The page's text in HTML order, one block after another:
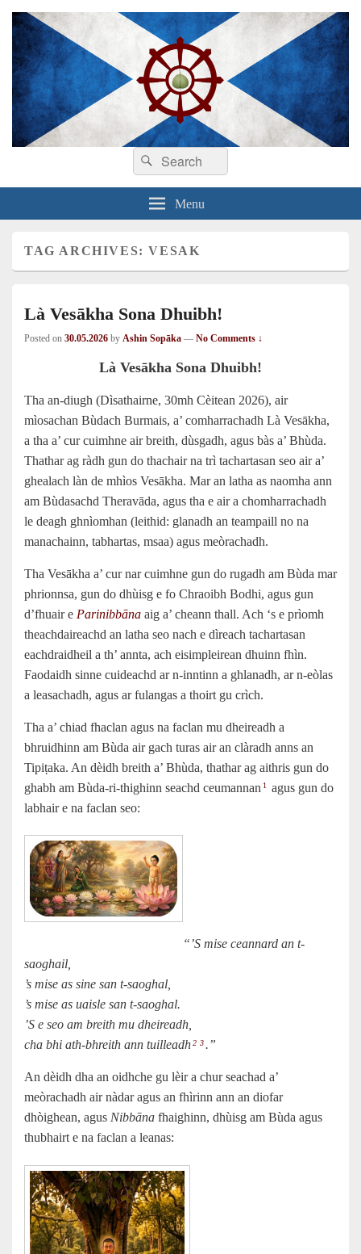
Search
for:
Search
Menu
TAG ARCHIVES:VESAK
Là Vesākha Sona Dhuibh!
Posted on 30.05.2026 by Ashin Sopāka — No Comments ↓
Là Vesākha Sona Dhuibh!
Tha an-diugh (Dìsathairne, 30mh Cèitean 2026), air
mìosachan Bùdach Burmais, a’ comharrachadh Là Vesākha,
a tha a’ cur cuimhne air breith, dùsgadh, agus bàs a’ Bhùda.
Thathar ag ràdh gun do thachair na trì tachartasan seo air a’
ghealach làn de mhìos Vesākha. Mar an latha as naomha ann
am Bùdasachd Theravāda, agus tha e air a chomharrachadh
le deagh ghnìomhan (leithid: glanadh an teampaill no na
manachainn, tabhartas, msaa) agus meòrachadh.
Tha Vesākha a’ cur nar cuimhne gun do rugadh am Bùda mar
phrionnsa, gun do dhùisg e fo Chraoibh Bodhi, agus gun
d’fhuair e Parinibbāna aig a’ cheann thall. Ach ‘s e prìomh
theachdaireachd an latha seo nach e dìreach tachartasan
eachdraidheil a th’ annta, ach eisimpleirean dhuinn fhìn.
Faodaidh sinne cuideachd ar n‑inntinn a ghlanadh, ar n‑eòlas
a leasachadh, agus ar fulangas a thoirt gu crìch.
Tha a’ chiad fhaclan agus na faclan mu dheireadh a
bhruidhinn am Bùda air gach turas air an clàradh anns an
Tipiṭaka. An dèidh breith a’ Bhùda, thathar ag aithris gun do
ghabh am Bùda-ri-thighinn seachd ceumannan 1 agus gun do
labhair e na faclan seo:
“’S mise ceannard an t-
saoghail,
’s mise as sine san t-saoghal,
’s mise as uaisle san t-saoghal.
’S e seo am breith mu dheireadh,
cha bhi ath-bhreith ann tuilleadh2 3.”
An dèidh dha an oidhche gu lèir a chur seachad a’
meòrachadh air nàdar agus an fhìrinn ann an diofar
dhòighean, agus Nibbāna fhaighinn, dhùisg am Bùda agus
thubhairt e na faclan a leanas: